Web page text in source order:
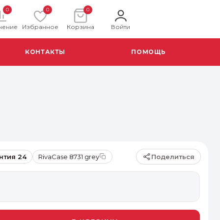
0 0
Избранное
0
Корзина Войти
КОНТАКТЫ ПОМОЩЬ
Поделиться
24 RivaCase 8731 grey